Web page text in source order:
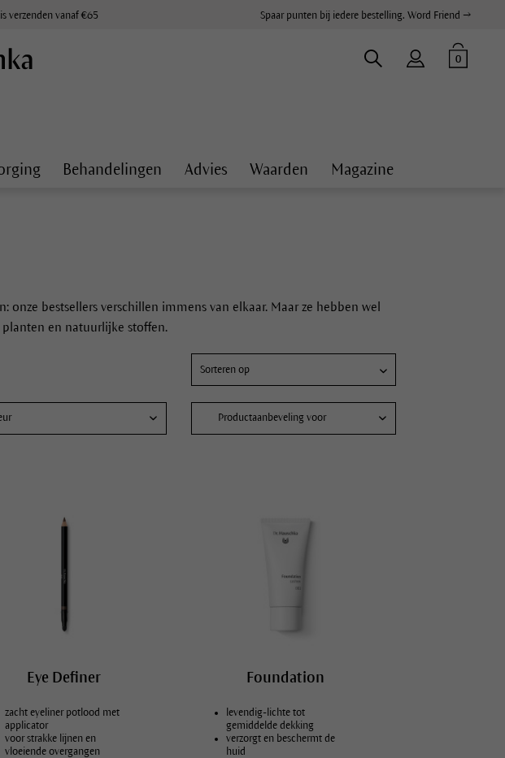
verzenden vanaf €65 Spaar punten bij iedere bestelling. Word Friend →
0
Behandelingen Advies Waarden Magazine
onze bestsellers verschillen immens van elkaar. Maar ze hebben wel
planten en natuurlijke stoffen.
Productaanbeveling voor
Huidverzorging intensiveren
Ontspanning
Massage & Wellness
Eye Definer
zacht eyeliner potlood met
applicator
voor strakke lijnen en
vloeiende overgangen
Foundation
levendig-lichte tot
gemiddelde dekking
verzorgt en beschermt de
huid